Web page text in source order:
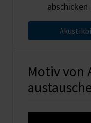
abschicken
Motiv von